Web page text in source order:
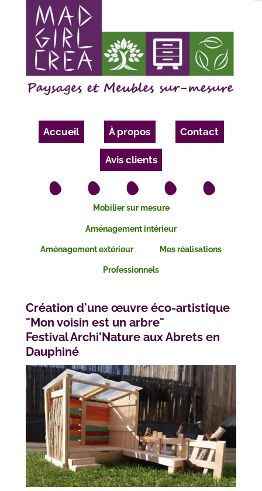
Accueil À propos Contact
Avis clients
Mobilier sur mesure
Aménagement intérieur
Aménagement extérieur Mes réalisations
Professionnels
Création d'une œuvre éco-artistique
"Mon voisin est un arbre"
Festival Archi'Nature aux Abrets en
Dauphiné